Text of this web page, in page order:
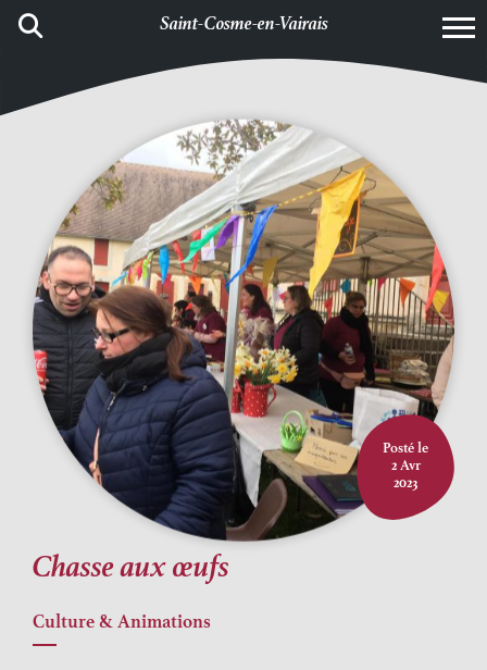
Saint-Cosme-en-Vairais
Posté le
2 Avr
2023
Chasse aux œufs
Culture & Animations